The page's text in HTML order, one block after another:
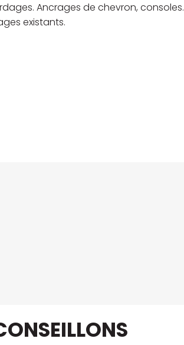
Ancrages de chevron, consoles.
existants.